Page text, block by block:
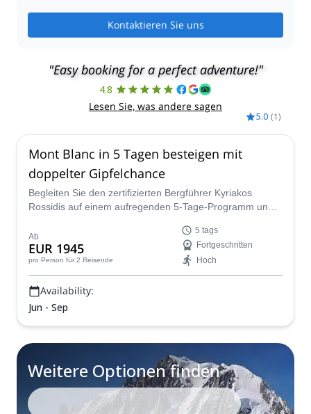
Kontaktieren Sie uns
"Easy booking for a perfect adventure!"
4.8
Lesen Sie, was andere sagen
5.0 (1)
Mont Blanc in 5 Tagen besteigen mit
doppelter Gipfelchance
Begleiten Sie den zertifizierten Bergführer Kyriakos
Rossidis auf einem aufregenden 5-Tage-Programm und
richtigen Vorbereitung, um sicherzustellen, dass Sie den
Gipfel erreichen!
Ab
EUR 1945
pro Person für 2 Reisende
5 tags
Fortgeschritten
Hoch
Availability:
Jun - Sep
Weitere Optionen finden